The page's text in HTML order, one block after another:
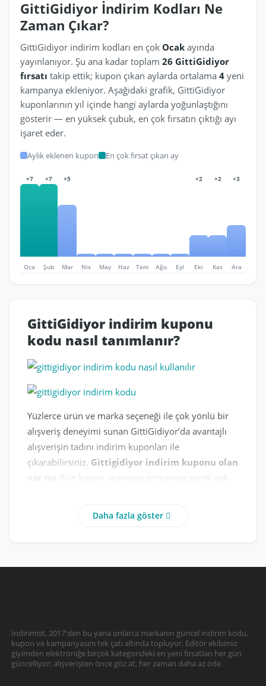
GittiGidiyor İndirim Kodları Ne
Zaman Çıkar?
GittiGidiyor indirim kodları en çok Ocak ayında
yayınlanıyor. Şu ana kadar toplam 26 GittiGidiyor
fırsatı takip ettik; kupon çıkan aylarda ortalama 4 yeni
kampanya ekleniyor. Aşağıdaki grafik, GittiGidiyor
kuponlarının yıl içinde hangi aylarda yoğunlaştığını
gösterir — en yüksek çubuk, en çok fırsatın çıktığı ayı
işaret eder.
Aylık eklenen kupon En çok fırsat çıkan ay
+7
Oca
+7
Şub
+5
Mar Nis May Haz Tem Ağu Eyl
+2
Eki
+2
Kas
+3
Ara
GittiGidiyor indirim kuponu
kodu nasıl tanımlanır?
Yüzlerce ürün ve marka seçeneği ile çok yönlü bir
alışveriş deneyimi sunan GittiGidiyor’da avantajlı
alışverişin tadını indirim kuponları ile
çıkarabilirsiniz. Gittigidiyor indirim kuponu olan
var mı
diye kupon arayışına girmenize gerek yok.
kuponları sunuyor. Kuponunuz seçtikten ve
yapacağınız toplam tutardan belirli bir oranda
içinGittiGidiyor 200 tl indirim kuponu
seçtiğinizde internet üzerinden edindiğiniz ya da
anlaşmalı firmalar tarafından tedarik ettiğiniz bu
Daha fazla göster
İndirimist, 2017'den bu yana onlarca markanın güncel indirim kodu,
kupon ve kampanyasını tek çatı altında topluyor. Editör ekibimiz
giyimden elektroniğe birçok kategorideki en yeni fırsatları her gün
güncelliyor; alışverişten önce göz at, her zaman daha az öde.